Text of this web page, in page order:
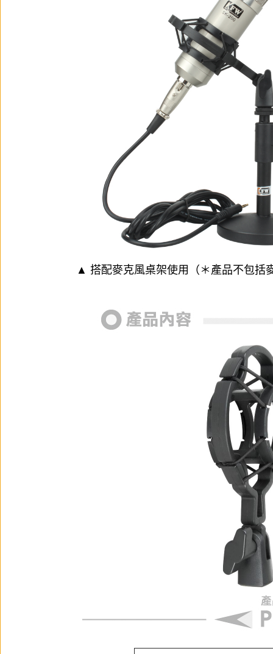
▲ 搭配麥克風桌架使用（＊產品不包括